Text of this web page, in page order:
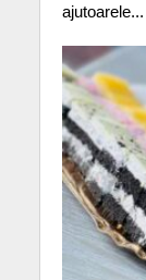
ajutoarele...